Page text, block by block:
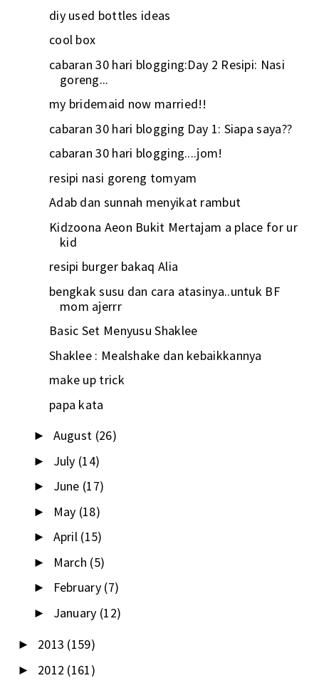
diy used bottles ideas
cool box
cabaran 30 hari blogging:Day 2 Resipi: Nasi
goreng...
my bridemaid now married!!
cabaran 30 hari blogging Day 1: Siapa saya??
cabaran 30 hari blogging....jom!
resipi nasi goreng tomyam
Adab dan sunnah menyikat rambut
Kidzoona Aeon Bukit Mertajam a place for ur
kid
resipi burger bakaq Alia
bengkak susu dan cara atasinya..untuk BF
mom ajerrr
Basic Set Menyusu Shaklee
Shaklee : Mealshake dan kebaikkannya
make up trick
papa kata
► August (26)
► July (14)
► June (17)
► May (18)
► April (15)
► March (5)
► February (7)
► January (12)
► 2013 (159)
► 2012 (161)